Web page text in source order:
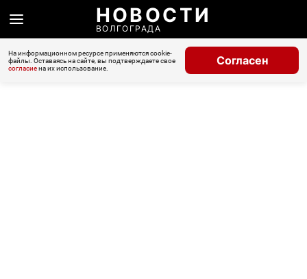
НОВОСТИ
ВОЛГОГРАДА
На информационном ресурсе применяются cookie-
файлы. Оставаясь на сайте, вы подтверждаете свое
согласиена их использование.
Согласен